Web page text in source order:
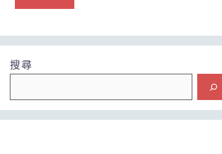
搜尋